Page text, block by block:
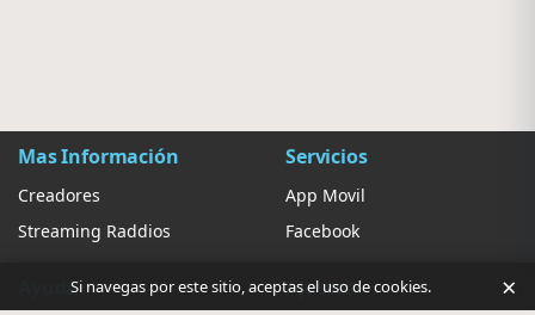
Mas Información
Creadores
Streaming Raddios
Servicios
App Movil
Facebook
Ayuda Ajustes
Si navegas por este sitio, aceptas el uso de cookies. ×